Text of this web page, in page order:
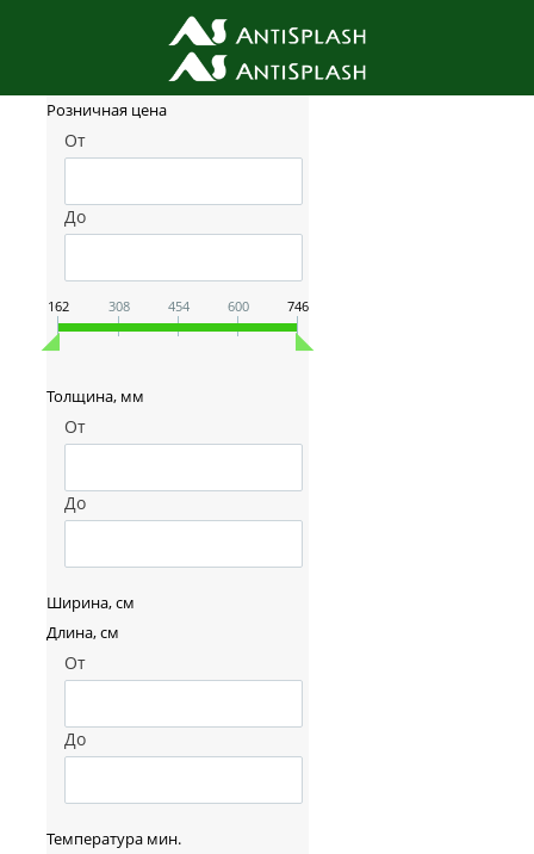
Фильтр товаров
Розничная цена
От
До
162 308 454 600 746
Толщина, мм
От
До
Ширина, см
Длина, см
От
До
Температура мин.